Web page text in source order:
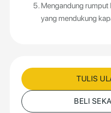
Mengandung rumput
yang mendukung
TULIS
BELI